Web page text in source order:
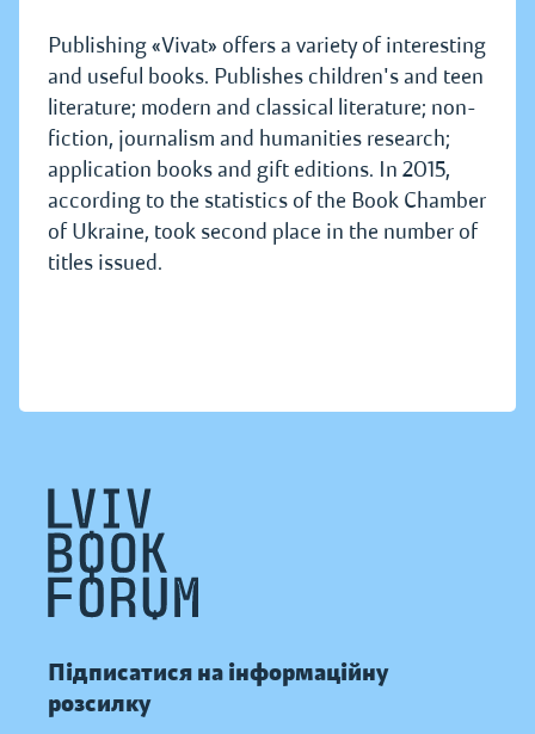
Publishing «Vivat» offers a variety of interesting
and useful books. Publishes children's and teen
literature; modern and classical literature; non-
fiction, journalism and humanities research;
application books and gift editions. In 2015,
according to the statistics of the Book Chamber
of Ukraine, took second place in the number of
titles issued.
Підписатися на інформаційну
розсилку